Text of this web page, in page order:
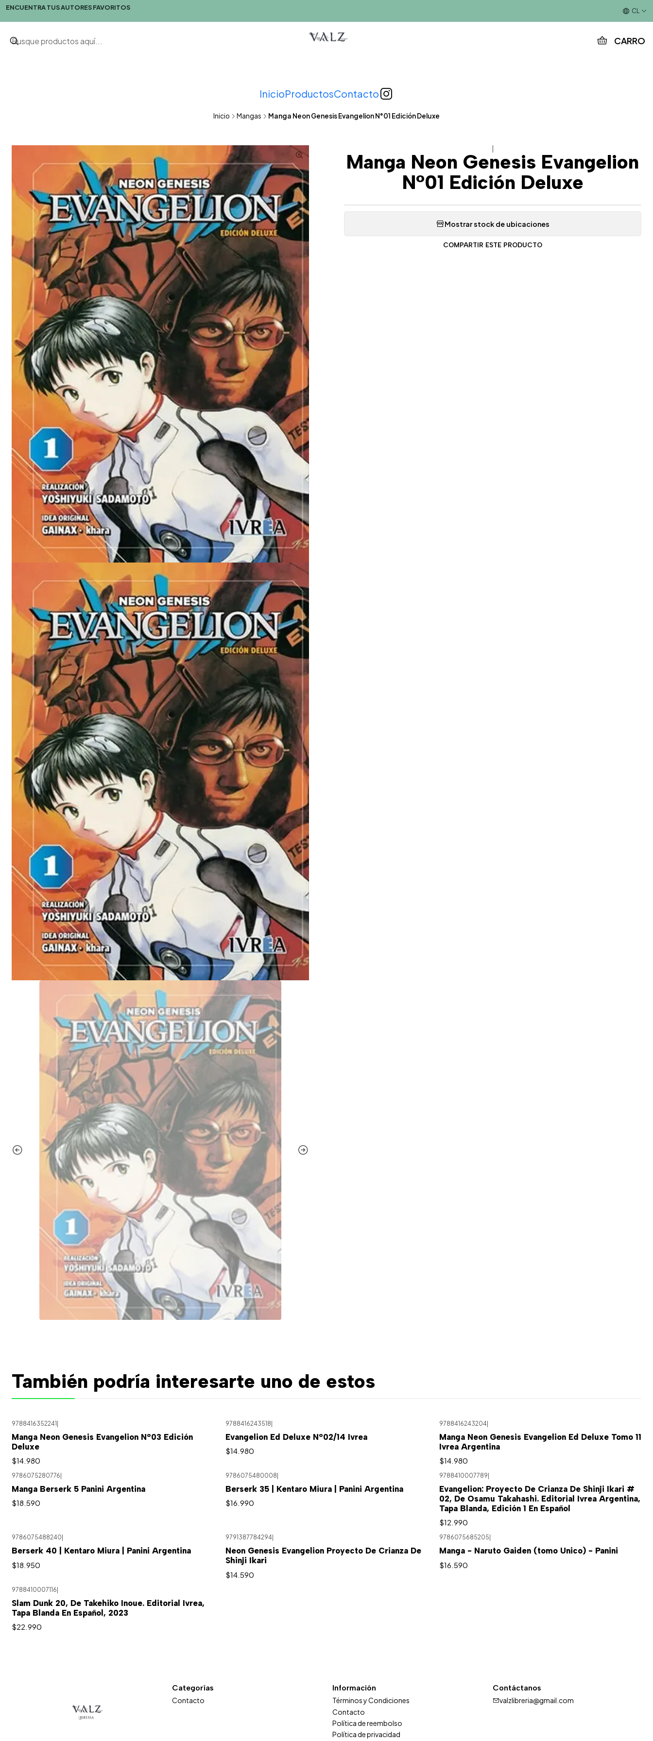
CARRO
InicioProductosContacto
ENCUENTRA TUS AUTORES FAVORITOS CL
Inicio Mangas Manga Neon Genesis Evangelion N°01 Edición Deluxe
Manga Neon Genesis Evangelion
N°01 Edición Deluxe
Mostrar stock de ubicaciones
COMPARTIR ESTE PRODUCTO
También podría interesarte uno de estos
9788416352241|
Manga Neon Genesis Evangelion N°03 Edición
Deluxe
$14.980
9788416243518|
Evangelion Ed Deluxe N°02/14 Ivrea
$14.980
9788416243204|
Manga Neon Genesis Evangelion Ed Deluxe Tomo 11
Ivrea Argentina
$14.980
9786075280776
Manga Berserk 5 Panini Argentina
$18.590
9786075480008
Berserk 35 | Kentaro Miura | Panini Argentina
$16.990
9788410007789
Evangelion: Proyecto De Crianza De Shinji Ikari #
02, De Osamu Takahashi. Editorial Ivrea Argentina,
Tapa Blanda, Edición 1 En Español
$12.990
9786075488240
Berserk 40 | Kentaro Miura | Panini Argentina
$18.950
9791387784294
Neon Genesis Evangelion Proyecto De Crianza De
Shinji Ikari
$14.590
9786075685205
Manga - Naruto Gaiden (tomo Unico) - Panini
$16.590
9788410007116|
Slam Dunk 20, De Takehiko Inoue. Editorial Ivrea,
Tapa Blanda En Español, 2023
$22.990
Categorías
Contacto
Información
Términos y Condiciones
Contacto
Política de reembolso
Política de privacidad
Contáctanos
valzlibreria@gmail.com